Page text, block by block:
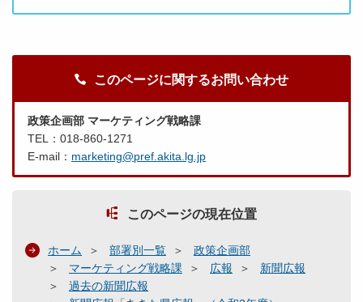
このページに関するお問い合わせ
政策企画部 マーケティング戦略課
TEL：018-860-1271
E-mail： marketing@pref.akita.lg.jp
このページの現在位置
ホーム 部署別一覧
政策企画部
マーケティング戦略課
広報
新聞広報
過去の新聞広報